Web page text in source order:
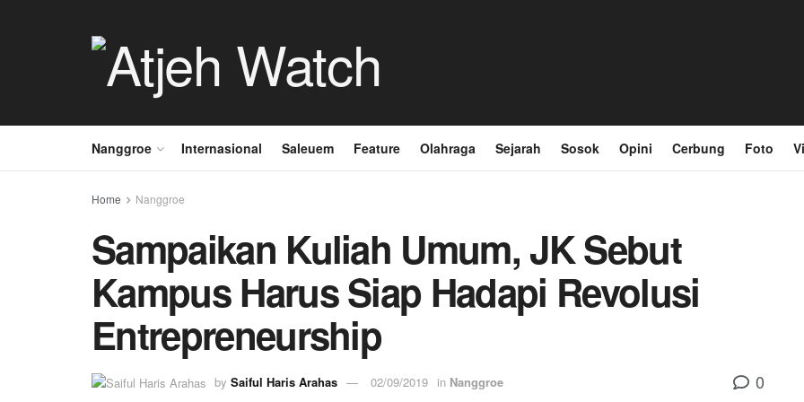
Nanggroe Internasional Saleuem Feature Olahraga Sejarah Sosok Opini Cerbung Foto
Home Nanggroe
Sampaikan Kuliah Umum, JK Sebut
Kampus Harus Siap Hadapi Revolusi
Entrepreneurship
by Saiful Haris Arahas 02/09/2019 in Nanggroe 0